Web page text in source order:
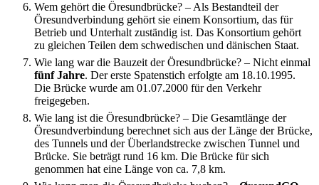
Wem gehört die Öresundbrücke? – Als Bestandteil der
Öresundverbindung gehört sie einem Konsortium, das für
Betrieb und Unterhalt zuständig ist. Das Konsortium gehört
zu gleichen Teilen dem schwedischen und dänischen Staat.
Wie lang war die Bauzeit der Öresundbrücke? – Nicht einmal
fünf Jahre. Der erste Spatenstich erfolgte am 18.10.1995.
Die Brücke wurde am 01.07.2000 für den Verkehr
freigegeben.
Wie lang ist die Öresundbrücke? – Die Gesamtlänge der
Öresundverbindung berechnet sich aus der Länge der Brücke,
des Tunnels und der Überlandstrecke zwischen Tunnel und
Brücke. Sie beträgt rund 16 km. Die Brücke für sich
genommen hat eine Länge von ca. 7,8 km.